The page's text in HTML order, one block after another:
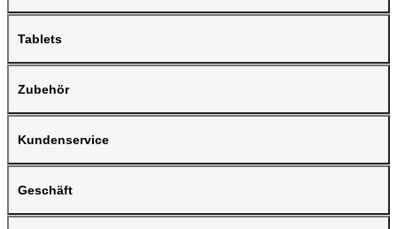
Tablets
Zubehör
Kundenservice
Geschäft